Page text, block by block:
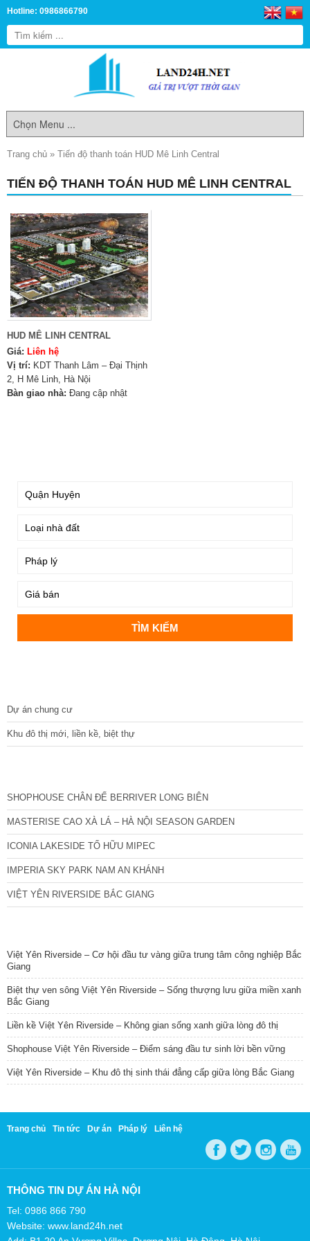
Hotline: 0986866790
Trang chủ » Tiến độ thanh toán HUD Mê Linh Central
TIẾN ĐỘ THANH TOÁN HUD MÊ LINH CENTRAL
HUD MÊ LINH CENTRAL
Giá: Liên hệ
Vị trí: KDT Thanh Lâm – Đại Thịnh
2, H Mê Linh, Hà Nội
Bàn giao nhà: Đang cập nhật
Dự án chung cư
Khu đô thị mới, liền kề, biệt thự
SHOPHOUSE CHÂN ĐẾ BERRIVER LONG BIÊN
MASTERISE CAO XÀ LÁ – HÀ NỘI SEASON GARDEN
ICONIA LAKESIDE TỐ HỮU MIPEC
IMPERIA SKY PARK NAM AN KHÁNH
VIỆT YÊN RIVERSIDE BẮC GIANG
Việt Yên Riverside – Cơ hội đầu tư vàng giữa trung tâm công nghiệp Bắc
Giang
Biệt thự ven sông Việt Yên Riverside – Sống thượng lưu giữa miền xanh
Bắc Giang
Liền kề Việt Yên Riverside – Không gian sống xanh giữa lòng đô thị
Shophouse Việt Yên Riverside – Điểm sáng đầu tư sinh lời bền vững
Việt Yên Riverside – Khu đô thị sinh thái đẳng cấp giữa lòng Bắc Giang
Trang chủ Tin tức Dự án Pháp lý Liên hệ
THÔNG TIN DỰ ÁN HÀ NỘI
Tel: 0986 866 790
Website: www.land24h.net